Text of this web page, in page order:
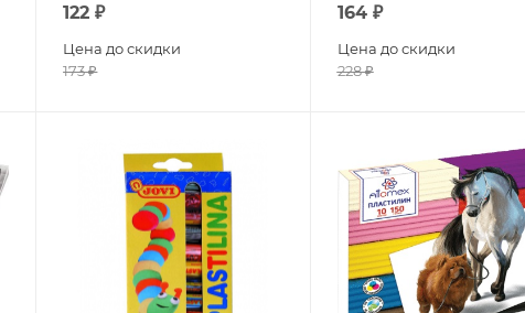
122 ₽
Цена до скидки
173₽
164₽
Цена до скидки
228₽